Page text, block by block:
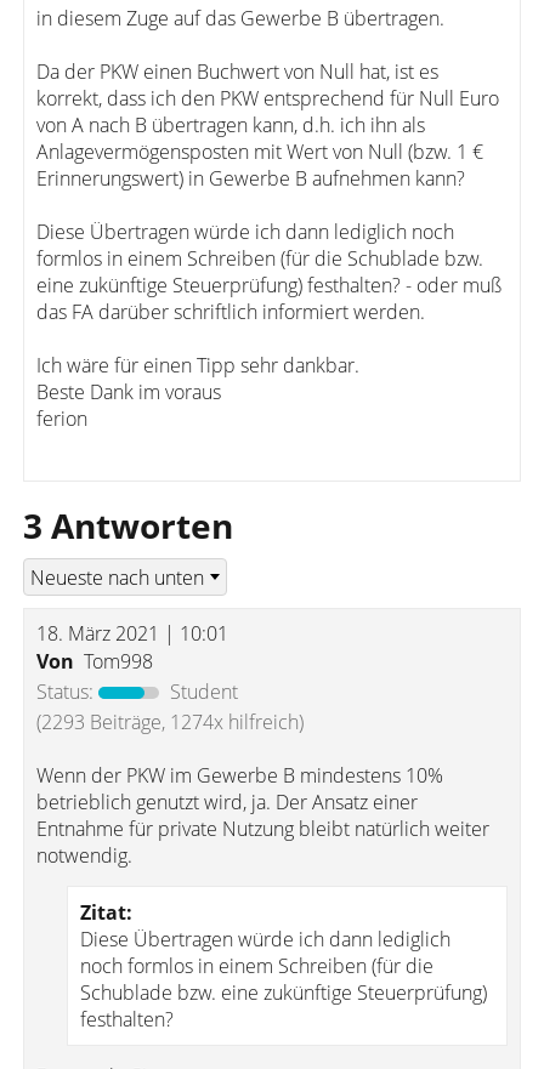
in diesem Zuge auf das Gewerbe B übertragen.
Da der PKW einen Buchwert von Null hat, ist es
korrekt, dass ich den PKW entsprechend für Null Euro
von A nach B übertragen kann, d.h. ich ihn als
Anlagevermögensposten mit Wert von Null (bzw. 1 €
Erinnerungswert) in Gewerbe B aufnehmen kann?
Diese Übertragen würde ich dann lediglich noch
formlos in einem Schreiben (für die Schublade bzw.
eine zukünftige Steuerprüfung) festhalten? - oder muß
das FA darüber schriftlich informiert werden.
Ich wäre für einen Tipp sehr dankbar.
Beste Dank im voraus
ferion
3 Antworten
18. März 2021 | 10:01
Von Tom998
Status:
Student
(2293 Beiträge, 1274x hilfreich)
Wenn der PKW im Gewerbe B mindestens 10%
betrieblich genutzt wird, ja. Der Ansatz einer
Entnahme für private Nutzung bleibt natürlich weiter
notwendig.
Zitat:
Diese Übertragen würde ich dann lediglich
noch formlos in einem Schreiben (für die
Schublade bzw. eine zukünftige Steuerprüfung)
festhalten?